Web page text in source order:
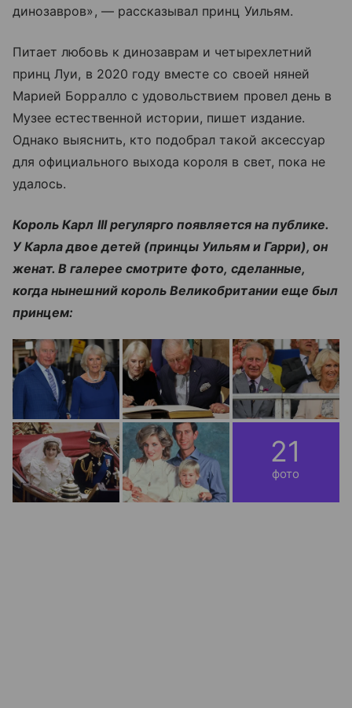
динозавров», — рассказывал принц Уильям.
Питает любовь к динозаврам и четырехлетний
принц Луи, в 2020 году вместе со своей няней
Марией Борралло с удовольствием провел день в
Музее естественной истории, пишет издание.
Однако выяснить, кто подобрал такой аксессуар
для официального выхода короля в свет, пока не
удалось.
Король Карл III регулярго появляется на публике.
У Карла двое детей (принцы Уильям и Гарри), он
женат. В галерее смотрите фото, сделанные,
когда нынешний король Великобритании еще был
принцем:
21
фото